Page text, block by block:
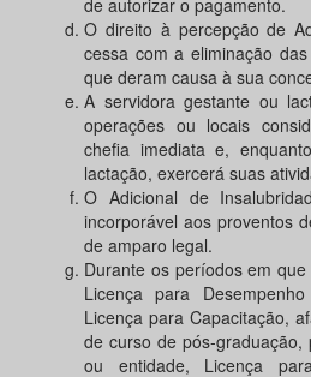
de autorizar o pagamento.
O direito à percepção de
cessa com a eliminação
que deram causa à sua
A servidora gestante ou
operações ou locais
chefia imediata e,
lactação, exercerá suas
O Adicional de
incorporável aos proventos
de amparo legal.
Durante os períodos em
Licença para
Licença para Capacitação,
de curso de pós-
ou entidade, Licença